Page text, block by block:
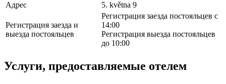
Адрес
5. května 9
Регистрация заезда и
выезда постояльцев
Регистрация заезда постояльцев с
14:00
Регистрация выезда постояльцев
до 10:00
Услуги, предоставляемые отелем